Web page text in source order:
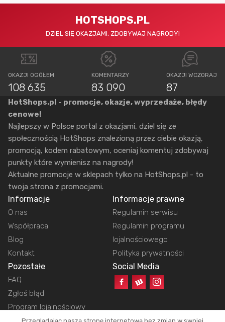
HOTSHOPS.PL
DZIEL SIĘ OKAZJAMI, ZDOBYWAJ NAGRODY!
OKAZJI OGÓŁEM
108 635
KOMENTARZY
83 090
OKAZJI WCZORAJ
87
HotShops.pl - promocje, okazje, wyprzedaże, błędy
cenowe!
Najlepszy w Polsce portal z okazjami, dziel się ze
społecznością HotShops znalezioną przez ciebie okazją,
promocją, kodem rabatowym, oceniaj komentuj zdobywaj
punkty które wymienisz na nagrody!
Aktualne promocje w sklepach tylko na HotShops.pl - to
twoja strona z promocjami.
Informacje
O nas
Współpraca
Blog
Kontakt
Informacje prawne
Regulamin serwisu
Regulamin programu
lojalnościowego
Polityka prywatności
Pozostałe
FAQ
Zgłoś błąd
Program lojalnościowy
Social Media